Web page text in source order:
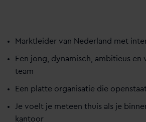
Marktleider van Nederland met
Een jong, dynamisch, ambitieus en
team
Een platte organisatie die
Je voelt je meteen thuis als je
kantoor